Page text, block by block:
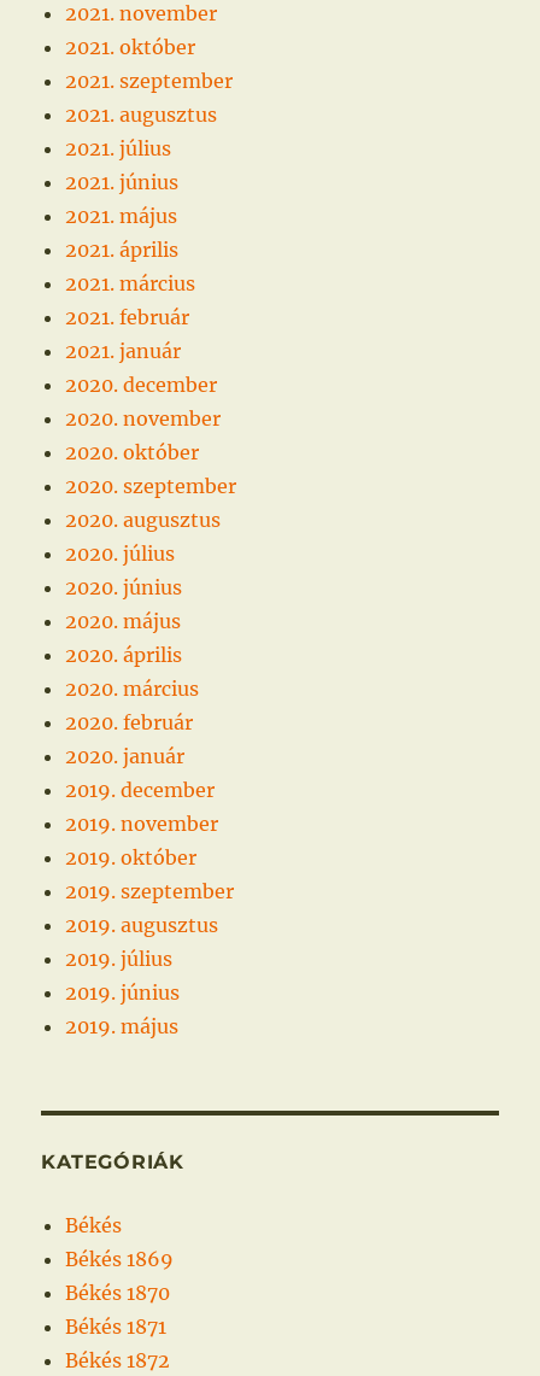
2021. november
2021. október
2021. szeptember
2021. augusztus
2021. július
2021. június
2021. május
2021. április
2021. március
2021. február
2021. január
2020. december
2020. november
2020. október
2020. szeptember
2020. augusztus
2020. július
2020. június
2020. május
2020. április
2020. március
2020. február
2020. január
2019. december
2019. november
2019. október
2019. szeptember
2019. augusztus
2019. július
2019. június
2019. május
KATEGÓRIÁK
Békés
Békés 1869
Békés 1870
Békés 1871
Békés 1872